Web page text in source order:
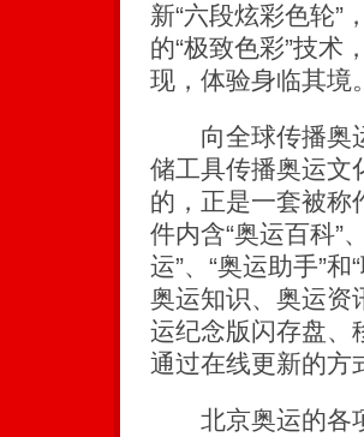
新“六段炫彩色轮”
的“极致色彩”技术
现，体验身临其境。
向全球传播奥运
储工具传播奥运文
的，正是一套被称
件内含“奥运百科”
运”、“奥运助手”
奥运知识、奥运资
运纪念版闪存盘、
通过在线更新的方
北京奥运的各项